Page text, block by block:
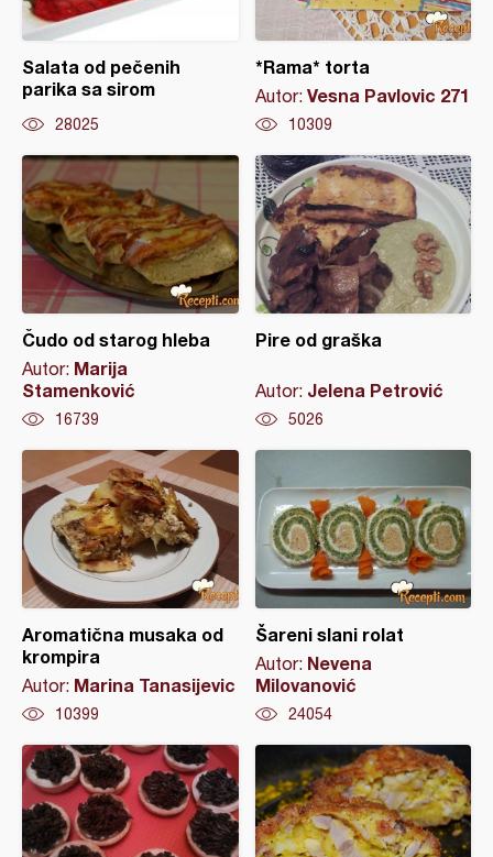
Salata od pečenih
parika sa sirom
28025
*Rama* torta
Autor: Vesna Pavlovic 271
10309
Čudo od starog hleba
Autor: Marija
Stamenković
16739
Pire od graška
Autor: Jelena Petrović
5026
Aromatična musaka od
krompira
Autor: Marina Tanasijevic
10399
Šareni slani rolat
Autor: Nevena
Milovanović
24054